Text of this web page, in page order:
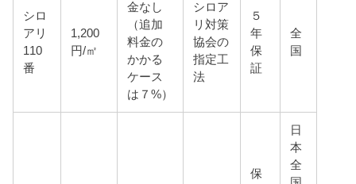
シロ
アリ
110
番
1,200
円/㎡
金なし
（追加
料金の
かかる
ケース
は７%）
シロア
リ対策
協会の
指定工
法
５
年
保
証
全
国
保
日
本
全